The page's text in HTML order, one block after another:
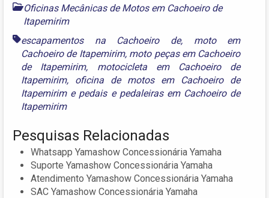
Oficinas Mecânicas de Motos em Cachoeiro de
Itapemirim
escapamentos na Cachoeiro de, moto em
Cachoeiro de Itapemirim, moto peças em Cachoeiro
de Itapemirim, motocicleta em Cachoeiro de
Itapemirim, oficina de motos em Cachoeiro de
Itapemirime pedais e pedaleiras em Cachoeiro de
Itapemirim
Pesquisas Relacionadas
Whatsapp Yamashow Concessionária Yamaha
Suporte Yamashow Concessionária Yamaha
Atendimento Yamashow Concessionária Yamaha
SAC Yamashow Concessionária Yamaha